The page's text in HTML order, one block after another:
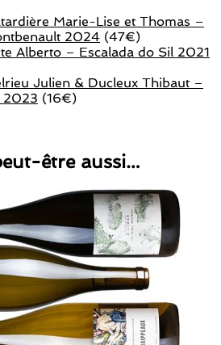
Marie-Lise et Thomas –
2024 (47€)
Alberto – Escalada do Sil 2021
Julien & Ducleux Thibaut –
2023 (16€)
être aussi…